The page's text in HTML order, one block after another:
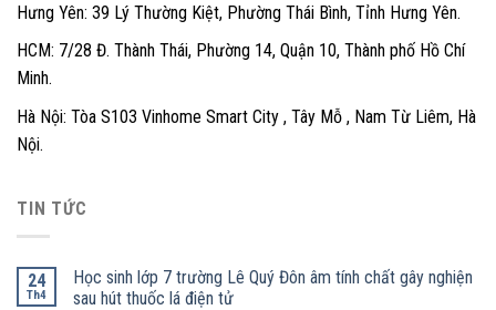
Hưng Yên: 39 Lý Thường Kiệt, Phường Thái Bình, Tỉnh Hưng Yên.
HCM: 7/28 Đ. Thành Thái, Phường 14, Quận 10, Thành phố Hồ Chí
Minh.
Hà Nội: Tòa S103 Vinhome Smart City , Tây Mỗ , Nam Từ Liêm, Hà
Nội.
TIN TỨC
24
Th4
Học sinh lớp 7 trường Lê Quý Đôn âm tính chất gây nghiện
sau hút thuốc lá điện tử